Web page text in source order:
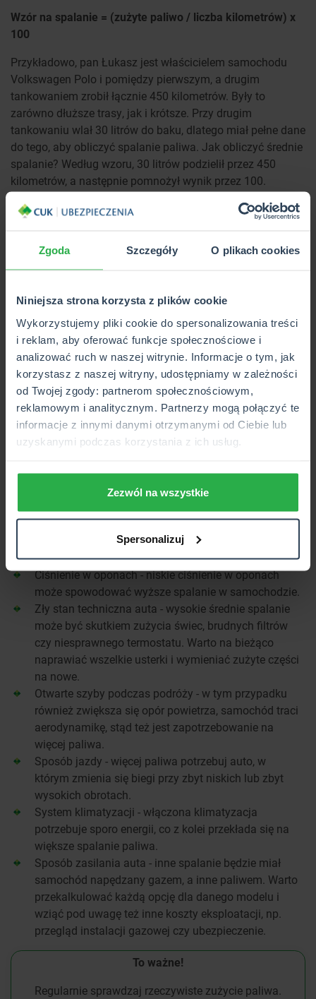
Zgoda Szczegóły O plikach cookies
Niniejsza strona korzysta z plików cookie
Wykorzystujemy pliki cookie do spersonalizowania treści
i reklam, aby oferować funkcje społecznościowe i
analizować ruch w naszej witrynie. Informacje o tym, jak
korzystasz z naszej witryny, udostępniamy w zależności
od Twojej zgody: partnerom społecznościowym,
reklamowym i analitycznym. Partnerzy mogą połączyć te
informacje z innymi danymi otrzymanymi od Ciebie lub
uzyskanymi podczas korzystania z ich usług.
Zezwól na wszystkie
Spersonalizuj
Wzór na spalanie = (zużyte paliwo / liczba kilometrów) x
100
Przykładowo, pan Łukasz jest właścicielem samochodu
Volkswagen Polo i pomiędzy pierwszym, a drugim
tankowaniem zrobił łącznie 450 kilometrów. Były to
zarówno dłuższe trasy, jak i krótsze. Przy drugim
tankowaniu wlał 30 litrów do baku, dlatego miał pełne dane
do tego, aby obliczyć spalanie paliwa. Jak obliczyć średnie
spalanie? Według wzoru, 30 litrów podzielił przez 450
kilometrów, a następnie pomnożył wynik przez 100.
100 kilometrów.
Co ma wpływ na spalanie samochodu?
Znając czynniki, które wpływają na spalanie paliwa, można
dostosować warunki jazdy. Wśród nich są:
Pojemność i moc silnika - średnie spalanie jest
zależne od konkretnego modelu auta. Wysoka
pojemność silnika ma większe zapotrzebowanie na
paliwo.
wyposażenia auta, tym więcej paliwa może spalać.
Dotyczy to nie tylko walizek, toreb czy osób, ale
Wszystko, co zwiększa opór powietrza, skutkuje
większym poborem paliwa. To z kolei przekłada się
na spalanie samochodu na danej trasie.
Ciśnienie w oponach - niskie ciśnienie w oponach
może spowodować wyższe spalanie w samochodzie.
Zły stan techniczna auta - wysokie średnie spalanie
może być skutkiem zużycia świec, brudnych filtrów
czy niesprawnego termostatu. Warto na bieżąco
naprawiać wszelkie usterki i wymieniać zużyte części
na nowe.
Otwarte szyby podczas podróży - w tym przypadku
również zwiększa się opór powietrza, samochód traci
aerodynamikę, stąd też jest zapotrzebowanie na
więcej paliwa.
Sposób jazdy - więcej paliwa potrzebuj auto, w
którym zmienia się biegi przy zbyt niskich lub zbyt
wysokich obrotach.
System klimatyzacji - włączona klimatyzacja
potrzebuje sporo energii, co z kolei przekłada się na
większe spalanie paliwa.
Sposób zasilania auta - inne spalanie będzie miał
samochód napędzany gazem, a inne paliwem. Warto
przekalkulować każdą opcję dla danego modelu i
wziąć pod uwagę też inne koszty eksploatacji, np.
przegląd instalacji gazowej czy ubezpieczenie.
To ważne!
Regularnie sprawdzaj rzeczywiste zużycie paliwa.